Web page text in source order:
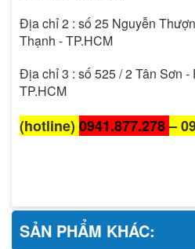
Địa chỉ 2 : số 25 Nguyễn
Thạnh - TP.HCM
Địa chỉ 3 : số 525 / 2 Tân Sơn -
TP.HCM
(hotline) 0941.877.278–
SẢN PHẨM KHÁC: